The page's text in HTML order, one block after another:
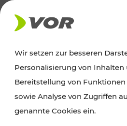
AKTUELLES
Ausflugstipps
Wien, Niederösterreich und
Wir setzen zur besseren
Personalisierung von Inhalten
Bereitstellung von Funktionen
sowie Analyse von Zugriffen
genannte Cookies ein.